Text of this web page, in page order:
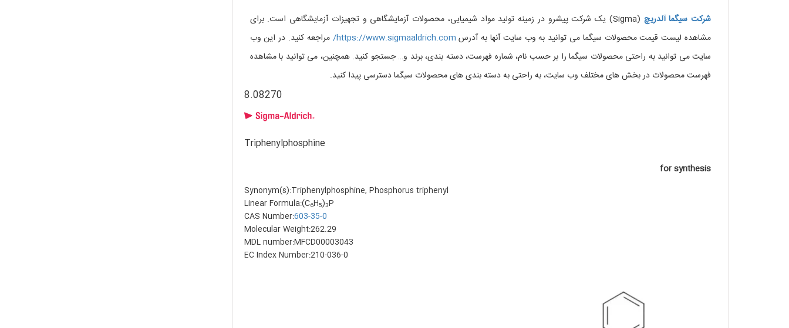
شرکت سیگما آلدریچ
(Sigma) یک شرکت پیشرو در زمینه تولید مواد شیمیایی، محصولات آزمایشگاهی و تجهیزات آزمایشگاهی است. برای
مشاهده لیست قیمت محصولات سیگما می توانید به وب سایت آنها به آدرس https://www.sigmaaldrich.com/ مراجعه کنید. در این وب
سایت می توانید به راحتی محصولات سیگما را بر حسب نام، شماره فهرست، دسته بندی، برند و… جستجو کنید. همچنین، می توانید با مشاهده
فهرست محصولات در بخش های مختلف وب سایت، به راحتی به دسته بندی های محصولات سیگما دسترسی پیدا کنید.
8.08270
for synthesis
Synonym(s):Triphenylphosphine, Phosphorus triphenyl
Linear Formula:(C6H5)3P
CAS Number:603-35-0
Molecular Weight:262.29
MDL number:MFCD00003043
EC Index Number:210-036-0